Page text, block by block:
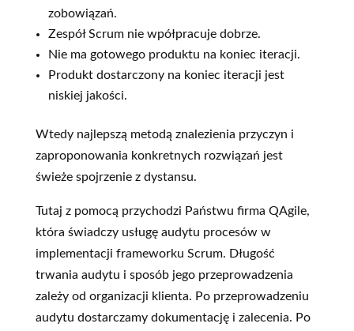
zobowiązań.
Zespół Scrum nie wpółpracuje dobrze.
Nie ma gotowego produktu na koniec iteracji.
Produkt dostarczony na koniec iteracji jest
niskiej jakości.
Wtedy najlepszą metodą znalezienia przyczyn i
zaproponowania konkretnych rozwiązań jest
świeże spojrzenie z dystansu.
Tutaj z pomocą przychodzi Państwu firma QAgile,
która świadczy usługę audytu procesów w
implementacji frameworku Scrum. Długość
trwania audytu i sposób jego przeprowadzenia
zależy od organizacji klienta. Po przeprowadzeniu
audytu dostarczamy dokumentację i zalecenia. Po